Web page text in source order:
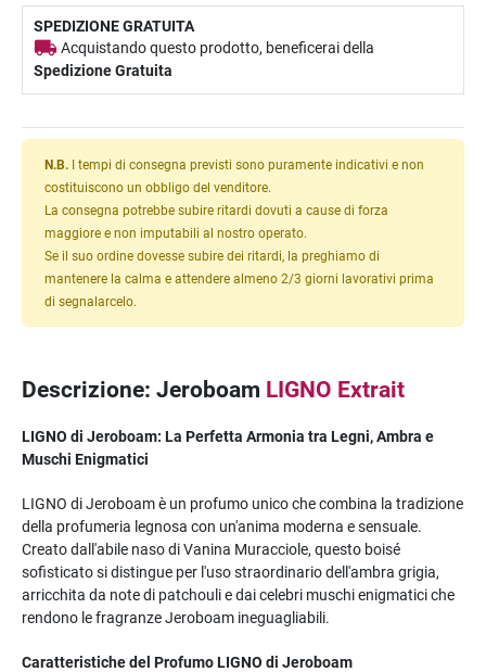
SPEDIZIONE GRATUITA
Acquistando questo prodotto, beneficerai della
Spedizione Gratuita
N.B. I tempi di consegna previsti sono puramente indicativi e non
costituiscono un obbligo del venditore.
La consegna potrebbe subire ritardi dovuti a cause di forza
maggiore e non imputabili al nostro operato.
Se il suo ordine dovesse subire dei ritardi, la preghiamo di
mantenere la calma e attendere almeno 2/3 giorni lavorativi prima
di segnalarcelo.
Descrizione: Jeroboam LIGNO Extrait
LIGNO di Jeroboam: La Perfetta Armonia tra Legni, Ambra e
Muschi Enigmatici
LIGNO di Jeroboam è un profumo unico che combina la tradizione
della profumeria legnosa con un'anima moderna e sensuale.
Creato dall'abile naso di Vanina Muracciole, questo boisé
sofisticato si distingue per l'uso straordinario dell'ambra grigia,
arricchita da note di patchouli e dai celebri muschi enigmatici che
rendono le fragranze Jeroboam ineguagliabili.
Caratteristiche del Profumo LIGNO di Jeroboam